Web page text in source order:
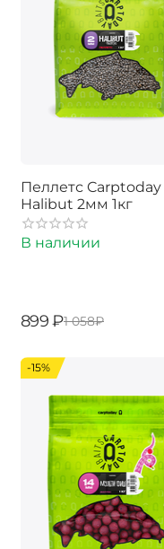
Пеллетс
Halibut 2мм 1кг
В наличии
‍899‍ ₽‍1 058‍₽
-15%